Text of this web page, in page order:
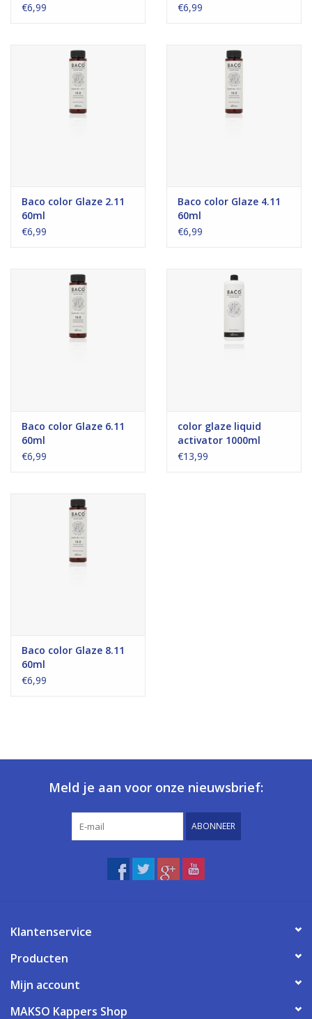
€6,99
€6,99
Baco color Glaze 2.11
60ml
€6,99
Baco color Glaze 4.11
60ml
€6,99
Baco color Glaze 6.11
60ml
€6,99
color glaze liquid
activator 1000ml
€13,99
Baco color Glaze 8.11
60ml
€6,99
Meld je aan voor onze nieuwsbrief:
ABONNEER
Klantenservice
Producten
Mijn account
MAKSO Kappers Shop